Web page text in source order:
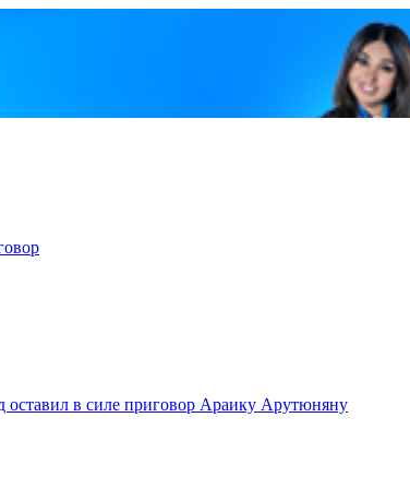
оставил в силе приговор Араику Арутюняну